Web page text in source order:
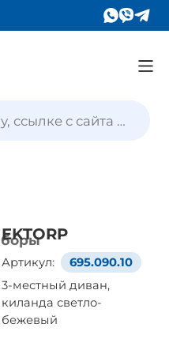
EKTORP
Артикул:
695.090.10
3-местный диван,
киланда светло-
бежевый